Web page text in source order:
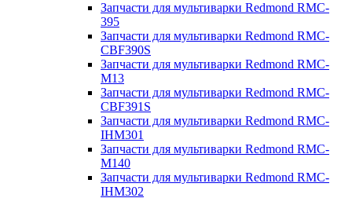
Запчасти для мультиварки Redmond RMC-
395
Запчасти для мультиварки Redmond RMC-
CBF390S
Запчасти для мультиварки Redmond RMC-
M13
Запчасти для мультиварки Redmond RMC-
CBF391S
Запчасти для мультиварки Redmond RMC-
IHM301
Запчасти для мультиварки Redmond RMC-
M140
Запчасти для мультиварки Redmond RMC-
IHM302